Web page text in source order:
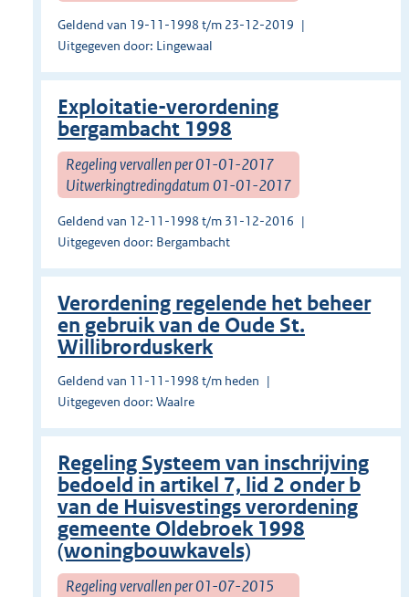
Geldend van 19-11-1998 t/m 23-12-2019
Uitgegeven door: Lingewaal
Exploitatie-verordening
bergambacht 1998
Regeling vervallen per 01-01-2017
Uitwerkingtredingdatum 01-01-2017
Geldend van 12-11-1998 t/m 31-12-2016
Uitgegeven door: Bergambacht
Verordening regelende het beheer
en gebruik van de Oude St.
Willibrorduskerk
Geldend van 11-11-1998 t/m heden
Uitgegeven door: Waalre
Regeling Systeem van inschrijving
bedoeld in artikel 7, lid 2 onder b
van de Huisvestings verordening
gemeente Oldebroek 1998
(woningbouwkavels)
Regeling vervallen per 01-07-2015